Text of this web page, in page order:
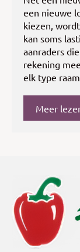
een nieuwe
kiezen,
kan soms
aanraders
rekening
elk type
Meer